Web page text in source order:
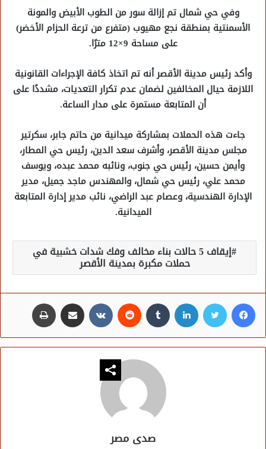
وفي حي شمال تم إزالة سور من الطوب الأبيض والمونة
الأسمنتية بمنطقة نجع مهيوب (متفرع من ترعة الحزام الأخضر)
على مساحة 9×12 مترًا.
وأكد رئيس مدينة الأقصر أنه تم اتخاذ كافة الإجراءات القانونية
اللازمة حيال المخالفين لضمان عدم تكرار التعديات، مشددًا على
أن المتابعة مستمرة على مدار الساعة.
جاءت هذه الحملات بمشاركة ميدانية من حاتم جابر، سكرتير
مجلس مدينة الأقصر، وأشرف سعد الدين، رئيس حي المطار،
وأيمن حسين، رئيس حي جنوب، ونائبه محمد عبده، ويوسف
محمد علي، رئيس حي شمال، والمهندس ماجد جميل، مدير
الإدارة الهندسية، وعصام عبد الراضي، نائب مدير إدارة المتابعة
الميدانية.
إيقاف 5 حالات بناء مخالف وفك شدات خشبية في
حملات مكبرة بمدينة الأقصر
فيسبوك تويتر لينكدإن مشاركة عبر البريد
صدى مصر